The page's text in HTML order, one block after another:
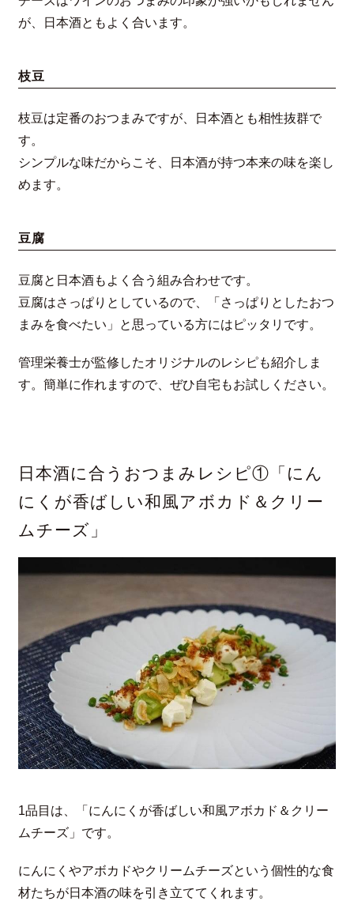
が、日本酒ともよく合います。
枝豆
枝豆は定番のおつまみですが、日本酒とも相性抜群で
す。
シンプルな味だからこそ、日本酒が持つ本来の味を楽し
めます。
豆腐
豆腐と日本酒もよく合う組み合わせです。
豆腐はさっぱりとしているので、「さっぱりとしたおつ
まみを食べたい」と思っている方にはピッタリです。
管理栄養士が監修したオリジナルのレシピも紹介しま
す。簡単に作れますので、ぜひ自宅もお試しください。
日本酒に合うおつまみレシピ①「にん
にくが香ばしい和風アボカド＆クリー
ムチーズ」
1品目は、「にんにくが香ばしい和風アボカド＆クリー
ムチーズ」です。
にんにくやアボカドやクリームチーズという個性的な食
材たちが日本酒の味を引き立ててくれます。